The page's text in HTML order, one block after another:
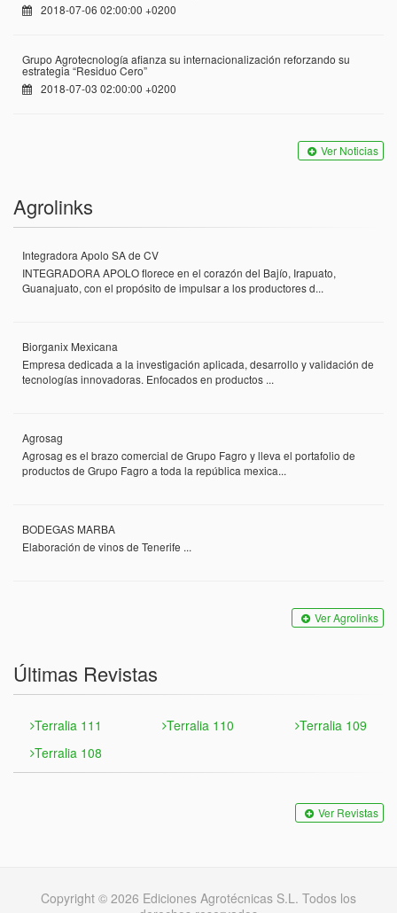
2018-07-06 02:00:00 +0200
Grupo Agrotecnología afianza su internacionalización reforzando su
estrategia “Residuo Cero”
2018-07-03 02:00:00 +0200
Ver Noticias
Agrolinks
Integradora Apolo SA de CV
INTEGRADORA APOLO florece en el corazón del Bajío, Irapuato,
Guanajuato, con el propósito de impulsar a los productores d...
Biorganix Mexicana
Empresa dedicada a la investigación aplicada, desarrollo y validación de
tecnologías innovadoras. Enfocados en productos ...
Agrosag
Agrosag es el brazo comercial de Grupo Fagro y lleva el portafolio de
productos de Grupo Fagro a toda la república mexica...
BODEGAS MARBA
Elaboración de vinos de Tenerife ...
Ver Agrolinks
Últimas Revistas
Terralia 111 Terralia 110
Terralia 109
Terralia 108
Ver Revistas
Copyright © 2026 Ediciones Agrotécnicas S.L. Todos los